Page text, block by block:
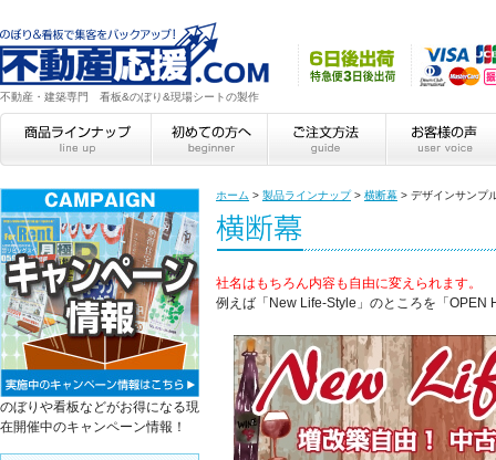
不動産・建築専門 看板&のぼり&現場シートの製作
ホーム > 製品ラインナップ> 横断幕 > デザインサンプ
社名はもちろん内容も自由に変えられます。
例えば「New Life-Style」のところを「OPEN
のぼりや看板などがお得になる現
在開催中のキャンペーン情報！